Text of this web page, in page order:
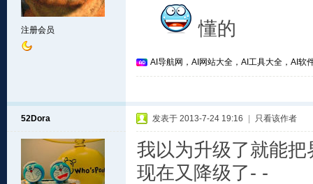
注册会员 懂的
AI导航网，AI网站大全，AI工具大全，AI软
52Dora 发表于 2013-7-24 19:16 只看该作者
我以为升级了就能
现在又降级了- -